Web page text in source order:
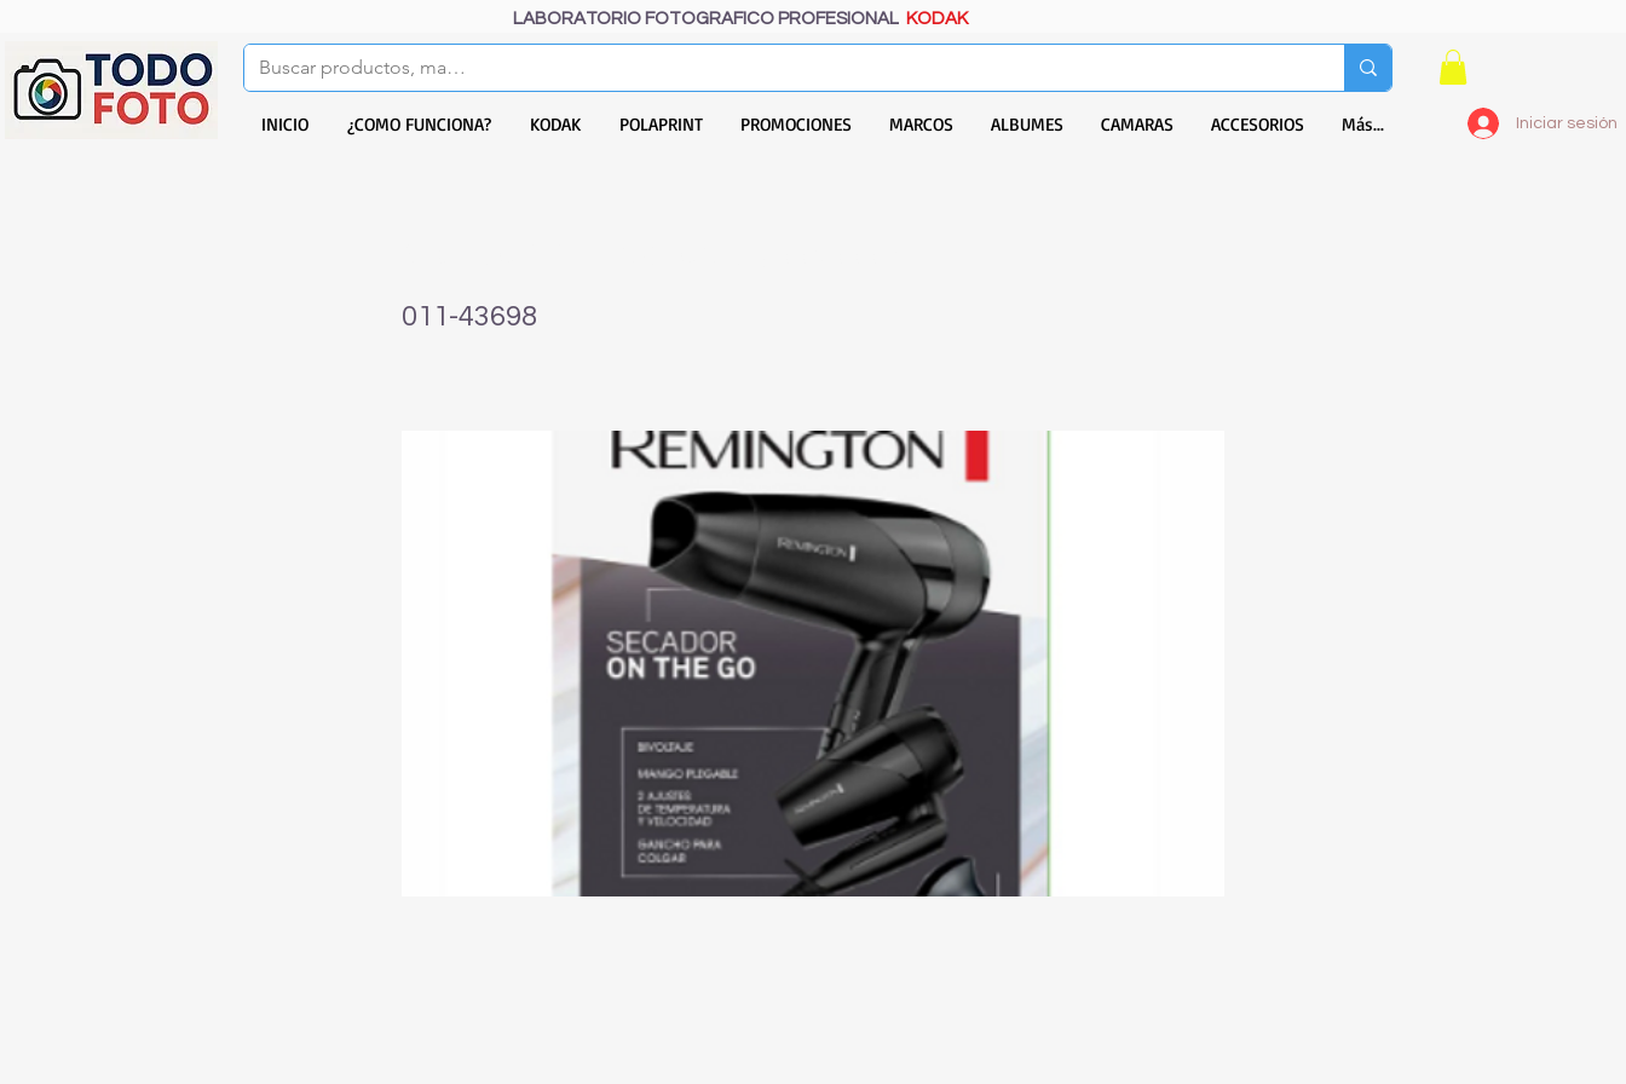
LABORATORIO FOTOGRAFICO PROFESIONAL KODAK
Iniciar sesión
INICIO ¿COMO FUNCIONA? KODAK POLAPRINT PROMOCIONES MARCOS ALBUMES CAMARAS ACCESORIOS Más...
011-43698